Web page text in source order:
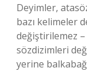
Deyimler,
bazı kelimeler
değiştirilemez –
sözdizimleri
yerine